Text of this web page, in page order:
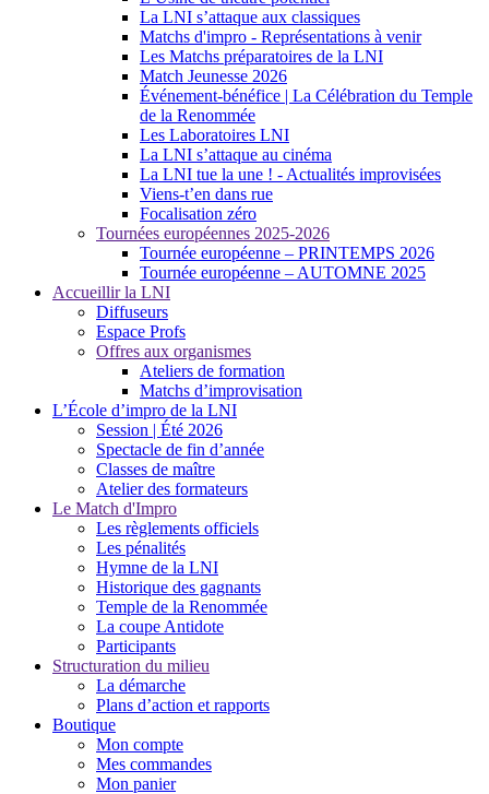
La LNI s’attaque aux classiques
Matchs d'impro - Représentations à venir
Les Matchs préparatoires de la LNI
Match Jeunesse 2026
Événement-bénéfice | La Célébration du Temple
de la Renommée
Les Laboratoires LNI
La LNI s’attaque au cinéma
La LNI tue la une ! - Actualités improvisées
Viens-t’en dans rue
Focalisation zéro
Tournées européennes 2025-2026
Tournée européenne – PRINTEMPS 2026
Tournée européenne – AUTOMNE 2025
Accueillir la LNI
Diffuseurs
Espace Profs
Offres aux organismes
Ateliers de formation
Matchs d’improvisation
L’École d’impro de la LNI
Session | Été 2026
Spectacle de fin d’année
Classes de maître
Atelier des formateurs
Le Match d'Impro
Les règlements officiels
Les pénalités
Hymne de la LNI
Historique des gagnants
Temple de la Renommée
La coupe Antidote
Participants
Structuration du milieu
La démarche
Plans d’action et rapports
Boutique
Mon compte
Mes commandes
Mon panier